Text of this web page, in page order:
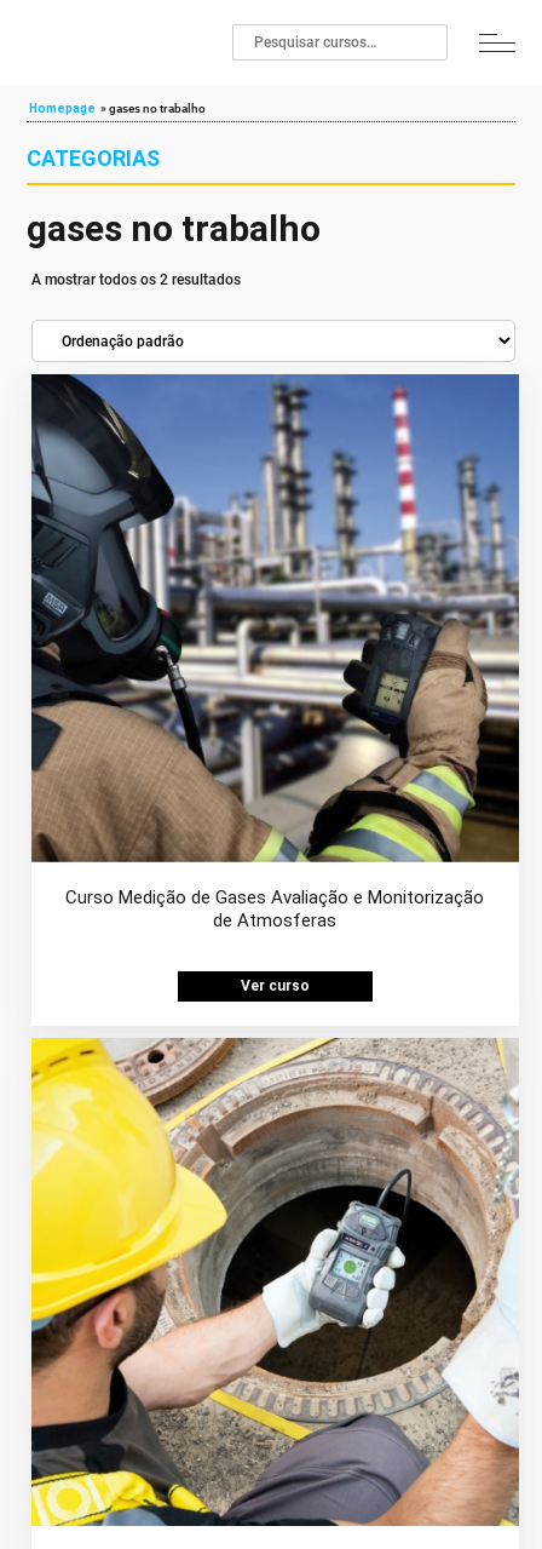
Homepage »gases no trabalho
CATEGORIAS
gases no trabalho
A mostrar todos os 2 resultados
Curso Medição de Gases Avaliação e Monitorização
de Atmosferas
Ver curso